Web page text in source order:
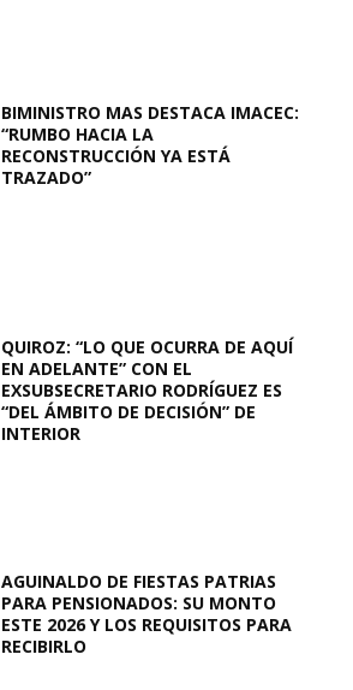
BIMINISTRO MAS DESTACA IMACEC:
“RUMBO HACIA LA
RECONSTRUCCIÓN YA ESTÁ
TRAZADO”
QUIROZ: “LO QUE OCURRA DE AQUÍ
EN ADELANTE” CON EL
EXSUBSECRETARIO RODRÍGUEZ ES
“DEL ÁMBITO DE DECISIÓN” DE
INTERIOR
AGUINALDO DE FIESTAS PATRIAS
PARA PENSIONADOS: SU MONTO
ESTE 2026 Y LOS REQUISITOS PARA
RECIBIRLO